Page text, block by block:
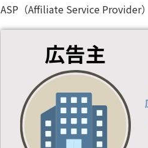
ASP（Affiliate Service Provider